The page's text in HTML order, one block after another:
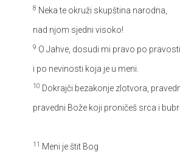
8 Neka te okruži skupština narodna,
nad njom sjedni visoko!
9 O Jahve, dosudi mi pravo po
i po nevinosti koja je u meni.
10 Dokrajči bezakonje zlotvora,
pravedni Bože koji proničeš srca i
11 Meni je štit Bog